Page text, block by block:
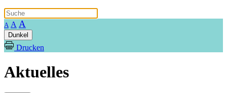
A A A
Dunkel
Drucken
Aktuelles